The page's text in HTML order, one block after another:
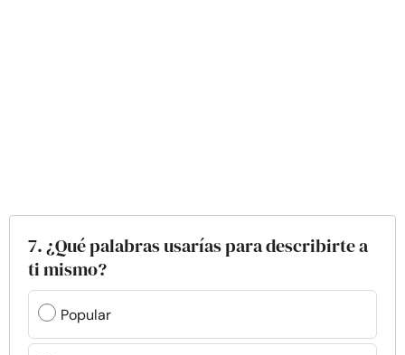
7. ¿Qué palabras usarías para describirte a
ti mismo?
Popular